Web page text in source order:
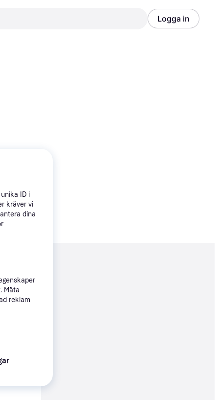
Logga in
kr
kr/mån
kr
kr/mån
ID i
kräver vi
dina
Mäta
reklam